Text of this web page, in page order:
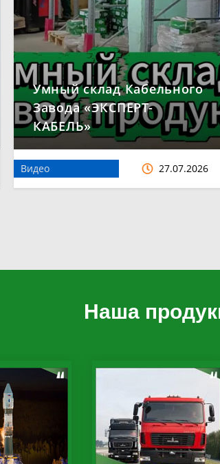
Умный склад Кабельного
Завода «ЭКСПЕРТ-
КАБЕЛЬ»
Видео 27.07.2026
Наша